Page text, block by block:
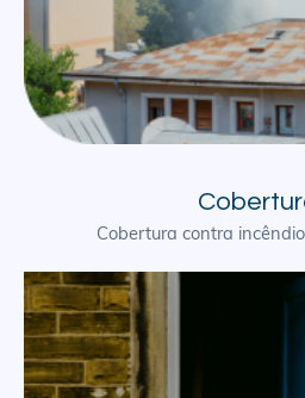
Cobertura contra